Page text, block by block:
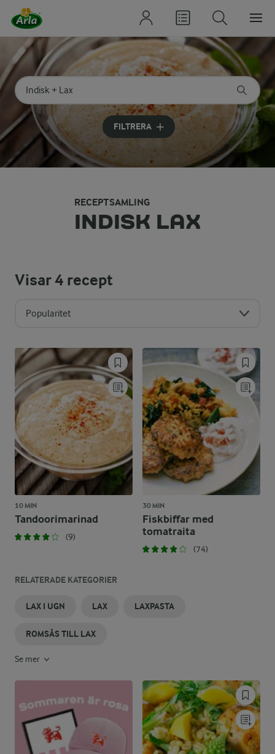
Sök på kategori eller ingrediens
Skriv in sökord för att få förslag
FILTRERA
RECEPTSAMLING
INDISK LAX
Visar4 recept
Popularitet
10 MIN
Tandoorimarinad
(9)
30 MIN
Fiskbiffar med
tomatraita
(74)
RELATERADE KATEGORIER
LAX I UGN LAX LAXPASTA
ROMSÅS TILL LAX
Se mer